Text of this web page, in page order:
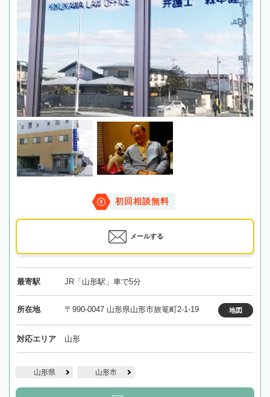
初回相談無料
メールする
最寄駅 JR「山形駅」車で5分
所在地 〒990-0047 山形県山形市旅篭町2-1-19 地図
対応エリア 山形
山形県 山形市